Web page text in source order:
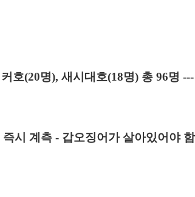
호(20명), 새시대호(18명) 총 96명 ---
시 계측 - 갑오징어가 살아있어야